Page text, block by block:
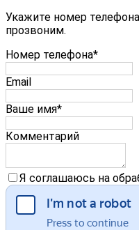
Укажите номер
прозвоним.
Номер телефона*
Email
Ваше имя*
Комментарий
Я соглашаюсь на